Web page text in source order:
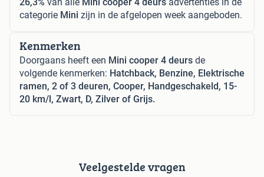
26,3% van alle Mini cooper 4 deurs advertenties in de
categorie Mini zijn in de afgelopen week aangeboden.
Kenmerken
Doorgaans heeft een Mini cooper 4 deurs de
volgende kenmerken: Hatchback, Benzine, Elektrische
ramen, 2 of 3 deuren, Cooper, Handgeschakeld, 15-
20 km/l, Zwart, D, Zilver of Grijs.
Veelgestelde vragen